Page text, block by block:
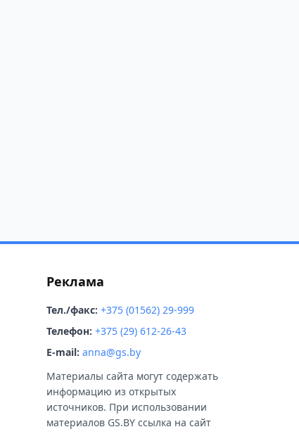
Реклама
Тел./факс: +375 (01562) 29-999
Телефон: +375 (29) 612-26-43
E-mail: anna@gs.by
Материалы сайта могут содержать
информацию из открытых
источников. При использовании
материалов GS.BY ссылка на сайт